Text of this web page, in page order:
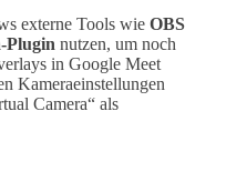
externe Tools wie OBS
Plugin nutzen, um noch
in Google Meet
Kameraeinstellungen
Camera“ als